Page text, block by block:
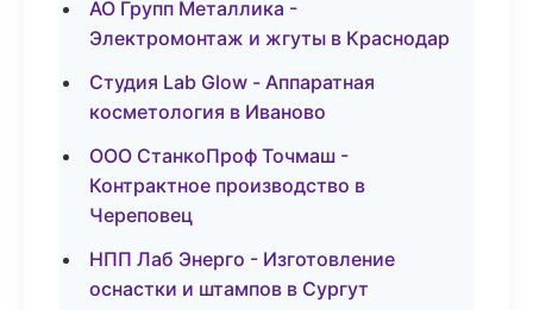
АО Групп Металлика -
Электромонтаж и жгуты в Краснодар
Студия Lab Glow - Аппаратная
косметология в Иваново
ООО СтанкоПроф Точмаш -
Контрактное производство в
Череповец
НПП Лаб Энерго - Изготовление
оснастки и штампов в Сургут